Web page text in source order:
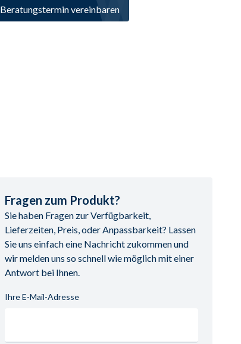
Beratungstermin vereinbaren
Fragen zum Produkt?
Sie haben Fragen zur Verfügbarkeit,
Lieferzeiten, Preis, oder Anpassbarkeit? Lassen
Sie uns einfach eine Nachricht zukommen und
wir melden uns so schnell wie möglich mit einer
Antwort bei Ihnen.
Ihre E-Mail-Adresse